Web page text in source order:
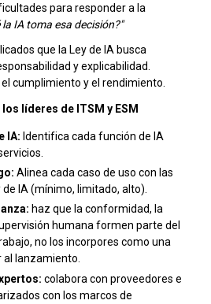
para responder a la
la IA toma esa decisión?"
que la Ley de IA busca
y explicabilidad.
cumplimiento y el rendimiento.
líderes de ITSM y ESM
IA: Identifica cada función de IA
Alinea cada caso de uso con las
IA (mínimo, limitado, alto).
haz que la conformidad, la
humana formen parte del
no los incorpores como una
al lanzamiento.
colabora con proveedores e
con los marcos de